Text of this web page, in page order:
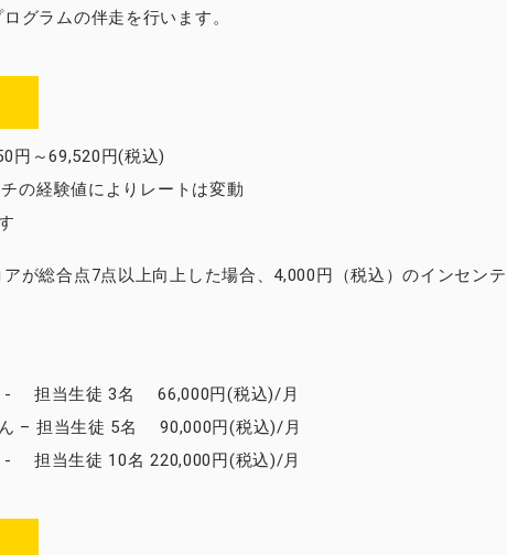
グラムの伴走を行います。
円～69,520円(税込)
の経験値によりレートは変動
が総合点7点以上向上した場合、4,000円（税込）のインセンテ
- 担当生徒 3名 66,000円(税込)/月
– 担当生徒 5名 90,000円(税込)/月
- 担当生徒 10名 220,000円(税込)/月